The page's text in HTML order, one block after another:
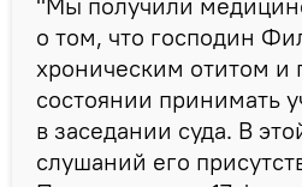
о том, что господин
хроническим отитом и
состоянии принимать
в заседании суда. В
слушаний его